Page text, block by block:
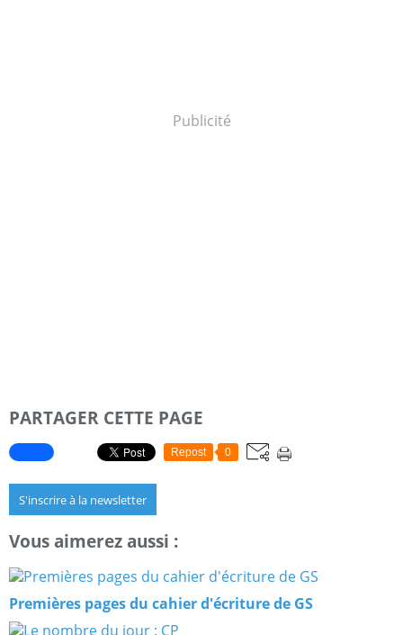
Publicité
PARTAGER CETTE PAGE
Repost 0
S'inscrire à la newsletter
Vous aimerez aussi :
Premières pages du cahier d'écriture de GS